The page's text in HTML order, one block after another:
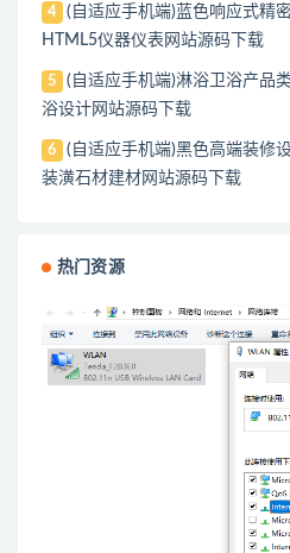
4
(自适应手机端)蓝色响应式精
HTML5仪器仪表网站源码下载
5
(自适应手机端)淋浴卫浴产品
浴设计网站源码下载
6
(自适应手机端)黑色高端装修
装潢石材建材网站源码下载
热门资源